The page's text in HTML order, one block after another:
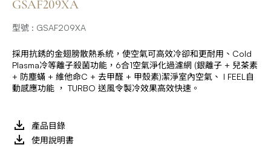
GSAF209XA
型號 : GSAF209XA
採用抗銹的金翅膀散熱系統，使空氣可高效冷卻和更耐用、Cold
Plasma冷等離子殺菌功能，6合1空氣淨化過濾網 (銀離子 + 兒茶素
+ 防塵蟎 + 維他命C + 去甲醛 + 甲殼素)潔淨室內空氣、 I FEEL自
動感應功能 ， TURBO 送風令製冷效果高效快速。
產品目錄
使用說明書